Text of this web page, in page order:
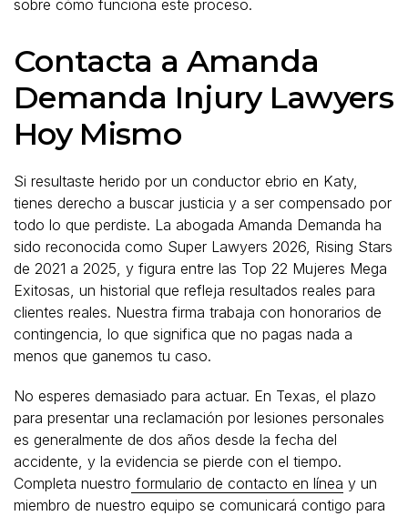
sobre cómo funciona este proceso.
Contacta a Amanda
Demanda Injury Lawyers
Hoy Mismo
Si resultaste herido por un conductor ebrio en Katy,
tienes derecho a buscar justicia y a ser compensado por
todo lo que perdiste. La abogada Amanda Demanda ha
sido reconocida como Super Lawyers 2026, Rising Stars
de 2021 a 2025, y figura entre las Top 22 Mujeres Mega
Exitosas, un historial que refleja resultados reales para
clientes reales. Nuestra firma trabaja con honorarios de
contingencia, lo que significa que no pagas nada a
menos que ganemos tu caso.
No esperes demasiado para actuar. En Texas, el plazo
para presentar una reclamación por lesiones personales
es generalmente de dos años desde la fecha del
accidente, y la evidencia se pierde con el tiempo.
Completa nuestro formulario de contacto en línea y un
miembro de nuestro equipo se comunicará contigo para